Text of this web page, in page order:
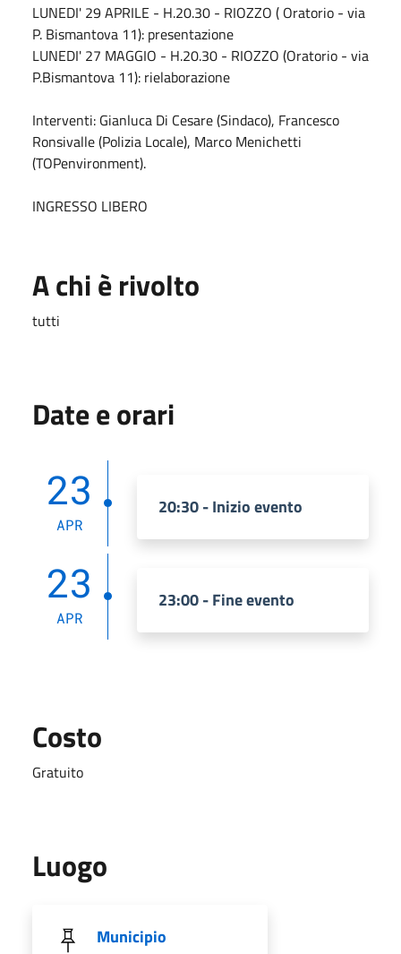
LUNEDI' 29 APRILE - H.20.30 - RIOZZO ( Oratorio - via
P. Bismantova 11): presentazione
LUNEDI' 27 MAGGIO - H.20.30 - RIOZZO (Oratorio - via
P.Bismantova 11): rielaborazione
Interventi: Gianluca Di Cesare (Sindaco), Francesco
Ronsivalle (Polizia Locale), Marco Menichetti
(TOPenvironment).
INGRESSO LIBERO
A chi è rivolto
tutti
Date e orari
23
APR
20:30 - Inizio evento
23
APR
23:00 - Fine evento
Costo
Gratuito
Luogo
Municipio